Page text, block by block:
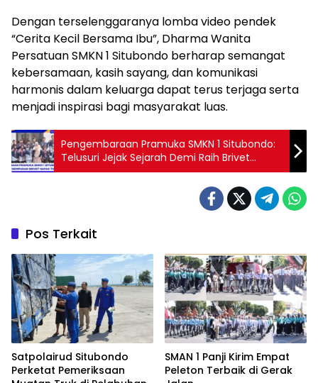
Dengan terselenggaranya lomba video pendek
“Cerita Kecil Bersama Ibu”, Dharma Wanita
Persatuan SMKN 1 Situbondo berharap semangat
kebersamaan, kasih sayang, dan komunikasi
harmonis dalam keluarga dapat terus terjaga serta
menjadi inspirasi bagi masyarakat luas.
Pengembaraan Pramuka SMKN 1 Situbondo:
Telusuri Jejak Sejarah Demi Raih Brivet
Napak Tilas
Pos Terkait
Satpolairud Situbondo
Perketat Pemeriksaan
SMAN 1 Panji Kirim Empat
Peleton Terbaik di Gerak